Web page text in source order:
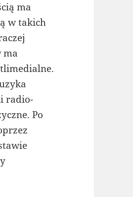
ma
w takich
ma
radio-
Po